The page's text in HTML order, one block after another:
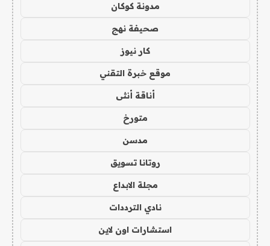
مدونة كوكان
صحيفة نهج
كار نيوز
موقع خبرة التقني
أناقة أنثى
متورخ
مدسن
روتانا تسويق
مجلة الابداع
نادي الترددات
استشارات اون لاين